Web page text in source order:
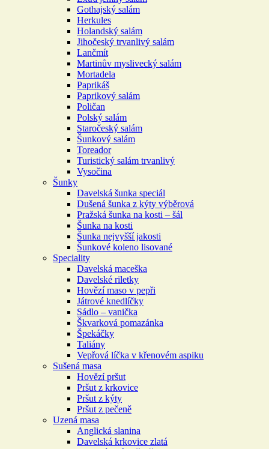
Gothajský salám
Herkules
Holandský salám
Jihočeský trvanlivý salám
Lančmít
Martinův myslivecký salám
Mortadela
Paprikáš
Paprikový salám
Poličan
Polský salám
Staročeský salám
Šunkový salám
Toreador
Turistický salám trvanlivý
Vysočina
Šunky
Davelská šunka speciál
Dušená šunka z kýty výběrová
Pražská šunka na kosti – šál
Šunka na kosti
Šunka nejvyšší jakosti
Šunkové koleno lisované
Speciality
Davelská maceška
Davelské riletky
Hovězí maso v pepři
Játrové knedlíčky
Sádlo – vanička
Škvarková pomazánka
Špekáčky
Taliány
Vepřová líčka v křenovém aspiku
Sušená masa
Hovězí pršut
Pršut z krkovice
Pršut z kýty
Pršut z pečeně
Uzená masa
Anglická slanina
Davelská krkovice zlatá